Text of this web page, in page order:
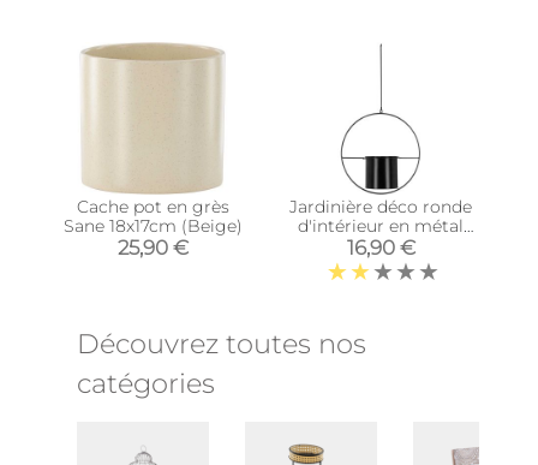
Cache pot en grès
Sane 18x17cm (Beige)
25,90 €
Jardinière déco ronde
d'intérieur en métal
noir (A suspendre)
16,90 €
Découvrez toutes nos
catégories